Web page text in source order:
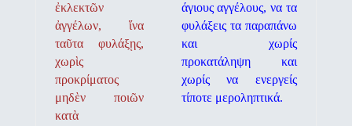
ἐκλεκτῶν
ἀγγέλων, ἵνα
ταῦτα φυλάξῃς,
χωρὶς
προκρίματος
μηδὲν ποιῶν
κατὰ
άγιους αγγέλους, να τα
φυλάξεις τα παραπάνω
και χωρίς
προκατάληψη και
χωρίς να ενεργείς
τίποτε μεροληπτικά.